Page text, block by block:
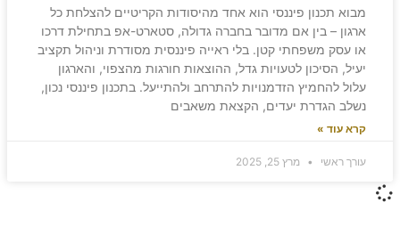
מבוא תכנון פיננסי הוא אחד מהיסודות הקריטיים להצלחת כל
ארגון – בין אם מדובר בחברה גדולה, סטארט-אפ בתחילת דרכו
או עסק משפחתי קטן. בלי ראייה פיננסית מסודרת וניהול תקציב
יעיל, הסיכון לטעויות גדל, ההוצאות חורגות מהצפוי, והארגון
עלול להחמיץ הזדמנויות להתרחב ולהתייעל. בתכנון פיננסי נכון,
נשלב הגדרת יעדים, הקצאת משאבים
קרא עוד »
עורך ראשי מרץ 25, 2025